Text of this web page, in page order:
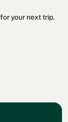
your next trip.